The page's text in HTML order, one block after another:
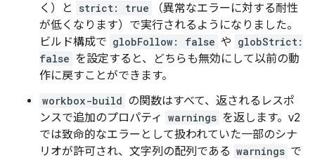
く）と
strict: true
（異常なエラーに対する耐性
が低くなります）で実行されるようになりました。
ビルド構成で globFollow: false や globStrict:
false を設定すると、どちらも無効にして以前の動
作に戻すことができます。
workbox-build の関数はすべて、返されるレスポ
ンスで追加のプロパティ warnings を返します。v2
では致命的なエラーとして扱われていた一部のシナ
リオが許可され、文字列の配列である warnings で